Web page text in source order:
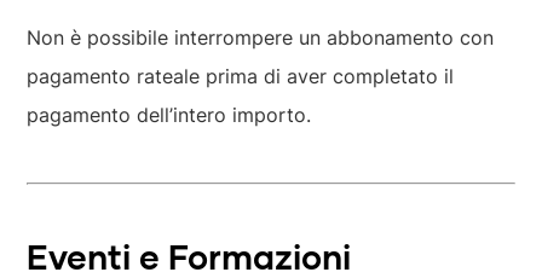
Non è possibile interrompere un abbonamento con
pagamento rateale prima di aver completato il
pagamento dell’intero importo.
Eventi e Formazioni